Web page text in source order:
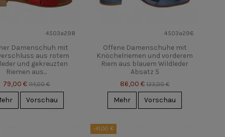
4503a298
Damenschuh mit
aus rotem
und gekreuzten
Riemen aus...
79,00 € 114,00 €
Vorschau
4503a296
Offene Damenschuhe mit
Knöchelriemen und vorderem
Riem aus blauem Wildleder
Absatz 5
86,00 € 123,00 €
Mehr Vorschau
-41,00 €